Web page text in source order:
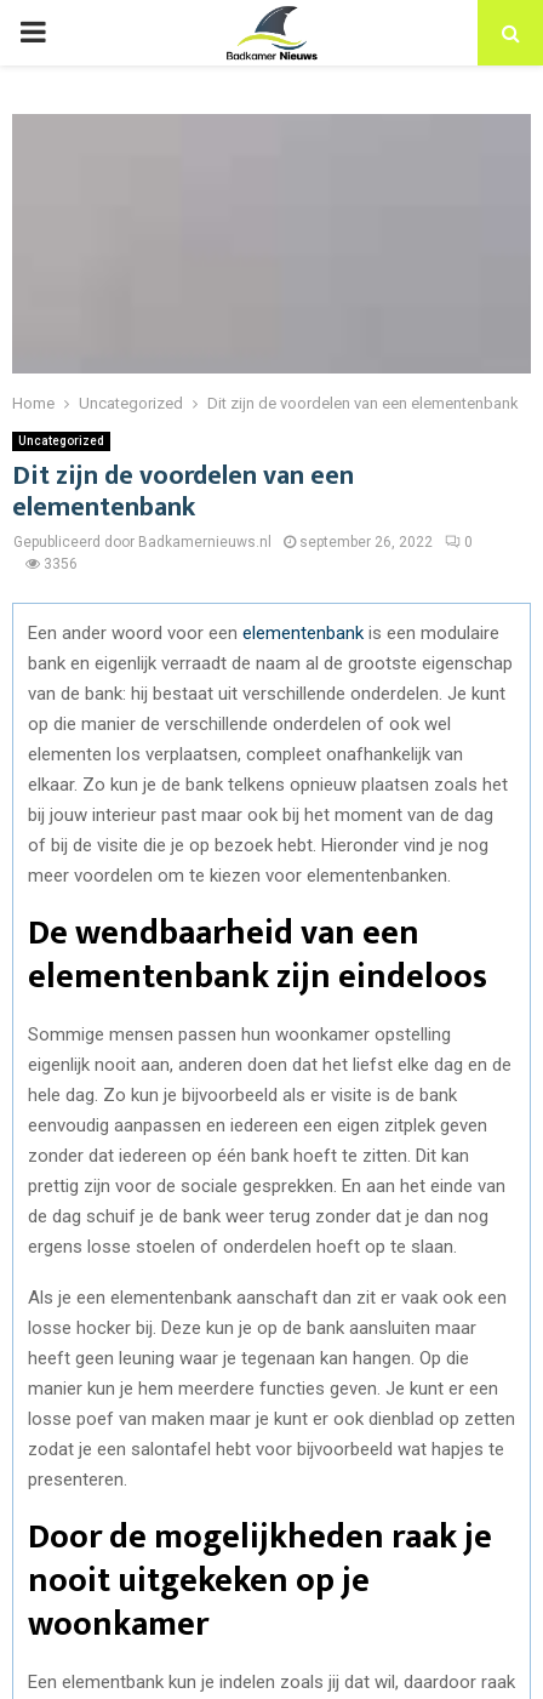
PRIMARY
Home Uncategorized Dit zijn de voordelen van een elementenbank
Uncategorized
Dit zijn de voordelen van een
elementenbank
Gepubliceerd door Badkamernieuws.nl september 26, 2022
0
3356
Een ander woord voor een elementenbank is een modulaire
bank en eigenlijk verraadt de naam al de grootste eigenschap
van de bank: hij bestaat uit verschillende onderdelen. Je kunt
op die manier de verschillende onderdelen of ook wel
elementen los verplaatsen, compleet onafhankelijk van
elkaar. Zo kun je de bank telkens opnieuw plaatsen zoals het
bij jouw interieur past maar ook bij het moment van de dag
of bij de visite die je op bezoek hebt. Hieronder vind je nog
meer voordelen om te kiezen voor elementenbanken.
De wendbaarheid van een
elementenbank zijn eindeloos
Sommige mensen passen hun woonkamer opstelling
eigenlijk nooit aan, anderen doen dat het liefst elke dag en de
hele dag. Zo kun je bijvoorbeeld als er visite is de bank
eenvoudig aanpassen en iedereen een eigen zitplek geven
zonder dat iedereen op één bank hoeft te zitten. Dit kan
prettig zijn voor de sociale gesprekken. En aan het einde van
de dag schuif je de bank weer terug zonder dat je dan nog
ergens losse stoelen of onderdelen hoeft op te slaan.
Als je een elementenbank aanschaft dan zit er vaak ook een
losse hocker bij. Deze kun je op de bank aansluiten maar
heeft geen leuning waar je tegenaan kan hangen. Op die
manier kun je hem meerdere functies geven. Je kunt er een
losse poef van maken maar je kunt er ook dienblad op zetten
zodat je een salontafel hebt voor bijvoorbeeld wat hapjes te
presenteren.
Door de mogelijkheden raak je
nooit uitgekeken op je
woonkamer
Een elementbank kun je indelen zoals jij dat wil, daardoor raak